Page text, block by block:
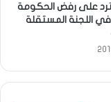
ترد على رفض الحكومة
اللجنة المستقلة